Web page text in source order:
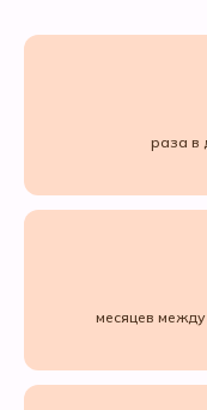
раза в
месяцев